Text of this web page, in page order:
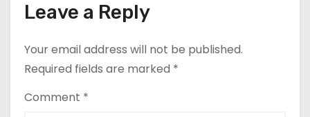
Leave a Reply
Your email address will not be published.
Required fields are marked *
Comment *